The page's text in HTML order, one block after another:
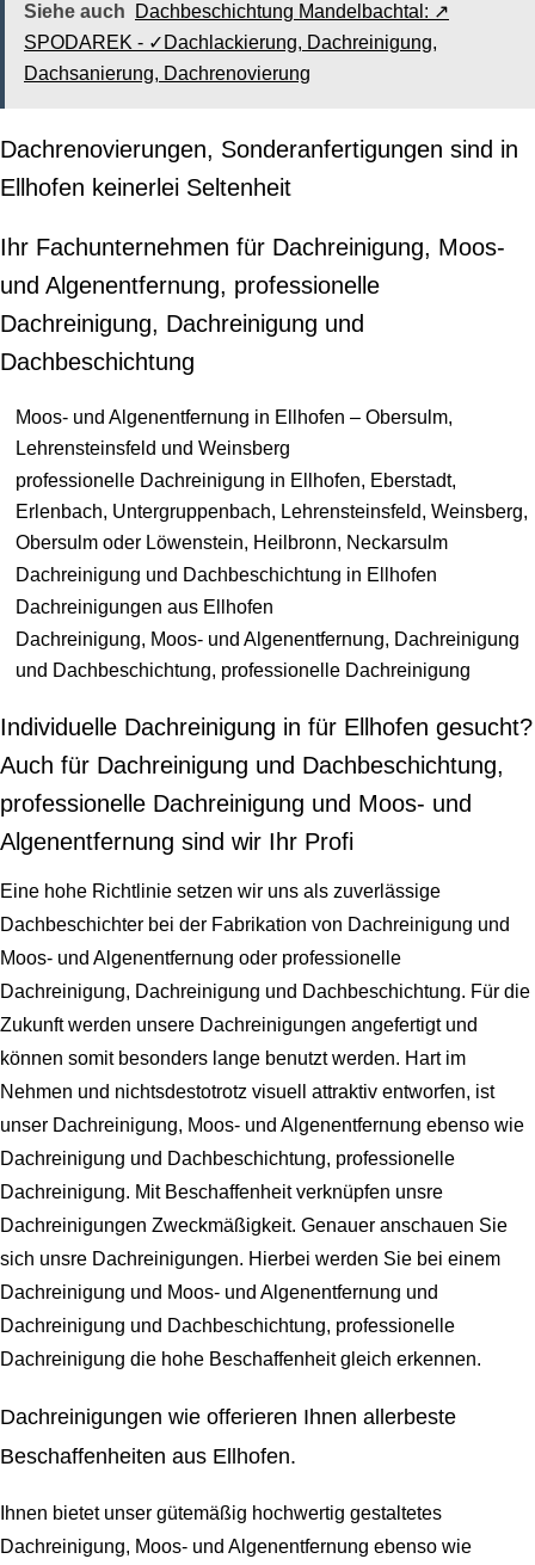
Siehe auch
Dachbeschichtung Mandelbachtal: ↗️
SPODAREK - ✓Dachlackierung, Dachreinigung,
Dachsanierung, Dachrenovierung
Dachrenovierungen, Sonderanfertigungen sind in
Ellhofen keinerlei Seltenheit
Ihr Fachunternehmen für Dachreinigung, Moos-
und Algenentfernung, professionelle
Dachreinigung, Dachreinigung und
Dachbeschichtung
Moos- und Algenentfernung in Ellhofen – Obersulm,
Lehrensteinsfeld und Weinsberg
professionelle Dachreinigung in Ellhofen, Eberstadt,
Erlenbach, Untergruppenbach, Lehrensteinsfeld, Weinsberg,
Obersulm oder Löwenstein, Heilbronn, Neckarsulm
Dachreinigung und Dachbeschichtung in Ellhofen
Dachreinigungen aus Ellhofen
Dachreinigung, Moos- und Algenentfernung, Dachreinigung
und Dachbeschichtung, professionelle Dachreinigung
Individuelle Dachreinigung in für Ellhofen gesucht?
Auch für Dachreinigung und Dachbeschichtung,
professionelle Dachreinigung und Moos- und
Algenentfernung sind wir Ihr Profi
Eine hohe Richtlinie setzen wir uns als zuverlässige
Dachbeschichter bei der Fabrikation von Dachreinigung und
Moos- und Algenentfernung oder professionelle
Dachreinigung, Dachreinigung und Dachbeschichtung. Für die
Zukunft werden unsere Dachreinigungen angefertigt und
können somit besonders lange benutzt werden. Hart im
Nehmen und nichtsdestotrotz visuell attraktiv entworfen, ist
unser Dachreinigung, Moos- und Algenentfernung ebenso wie
Dachreinigung und Dachbeschichtung, professionelle
Dachreinigung. Mit Beschaffenheit verknüpfen unsre
Dachreinigungen Zweckmäßigkeit. Genauer anschauen Sie
sich unsre Dachreinigungen. Hierbei werden Sie bei einem
Dachreinigung und Moos- und Algenentfernung und
Dachreinigung und Dachbeschichtung, professionelle
Dachreinigung die hohe Beschaffenheit gleich erkennen.
Dachreinigungen wie offerieren Ihnen allerbeste
Beschaffenheiten aus Ellhofen.
Ihnen bietet unser gütemäßig hochwertig gestaltetes
Dachreinigung, Moos- und Algenentfernung ebenso wie